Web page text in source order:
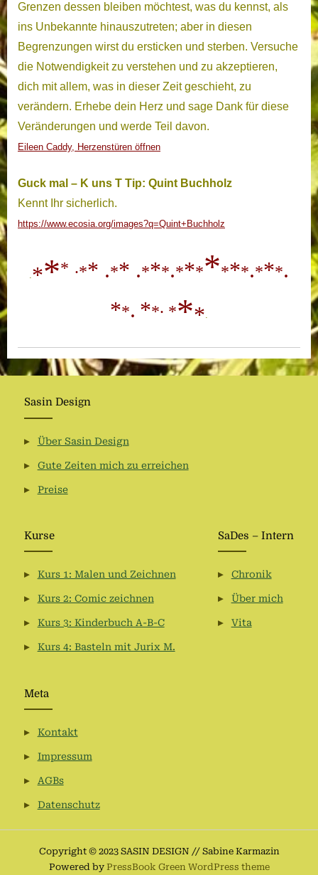
Grenzen dessen bleiben möchtest, was du kennst, als
ins Unbekannte hinauszutreten; aber in diesen
Begrenzungen wirst du ersticken und sterben. Versuche
die Notwendigkeit zu verstehen und zu akzeptieren,
dich mit allem, was in dieser Zeit geschieht, zu
verändern. Erhebe dein Herz und sage Dank für diese
Veränderungen und werde Teil davon.
Eileen Caddy, Herzenstüren öffnen
Guck mal – K uns T Tip: Quint Buchholz
Kennt Ihr sicherlich.
https://www.ecosia.org/images?q=Quint+Buchholz
.*** .** .** .***.*******.***.
**. **. ***.
Sasin Design
Über Sasin Design
Gute Zeiten mich zu erreichen
Preise
Kurse
Kurs 1: Malen und Zeichnen
Kurs 2: Comic zeichnen
Kurs 3: Kinderbuch A-B-C
Kurs 4: Basteln mit Jurix M.
SaDes – Intern
Chronik
Über mich
Vita
Meta
Kontakt
Impressum
AGBs
Datenschutz
Copyright © 2023 SASIN DESIGN // Sabine Karmazin
Powered by PressBook Green WordPress theme